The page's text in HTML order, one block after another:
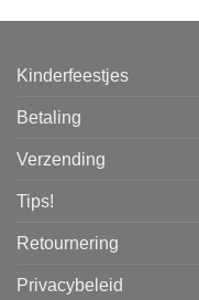
Kinderfeestjes
Betaling
Verzending
Tips!
Retournering
Privacybeleid